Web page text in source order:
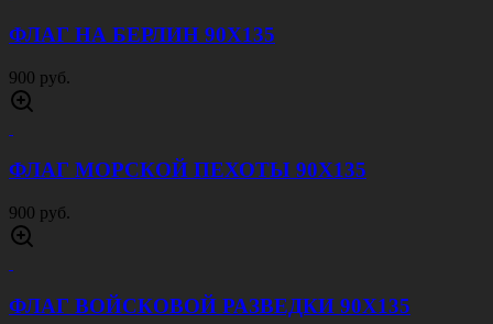
ФЛАГ НА БЕРЛИН 90Х135
900 руб.
ФЛАГ МОРСКОЙ ПЕХОТЫ 90Х135
900 руб.
ФЛАГ ВОЙСКОВОЙ РАЗВЕДКИ 90Х135